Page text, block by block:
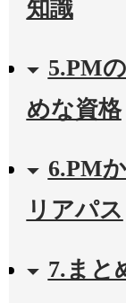
知識
5.PM
めな資格
6.PM
リアパス
7.まと